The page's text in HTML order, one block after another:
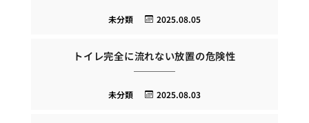
2025.08.05
未分類
トイレ完全に流れない放置の危険性
2025.08.03
未分類